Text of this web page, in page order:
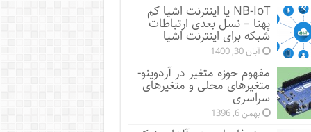
NB-IoT یا اینترنت اشیا کم
پهنا – نسل بعدی ارتباطات
شبکه برای اینترنت اشیا
آبان 30, 1400
مفهوم حوزه متغیر در آردوینو-
متغیرهای محلی و متغیرهای
سراسری
بهمن 6, 1396